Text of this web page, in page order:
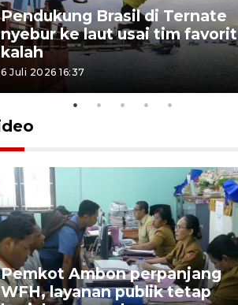
Pendukung Brasil di Ternate
nyebur ke laut usai tim favorit
kalah
6 Juli 2026 16:37
Pemkot Ambon perpanjang
WFH, layanan publik tetap